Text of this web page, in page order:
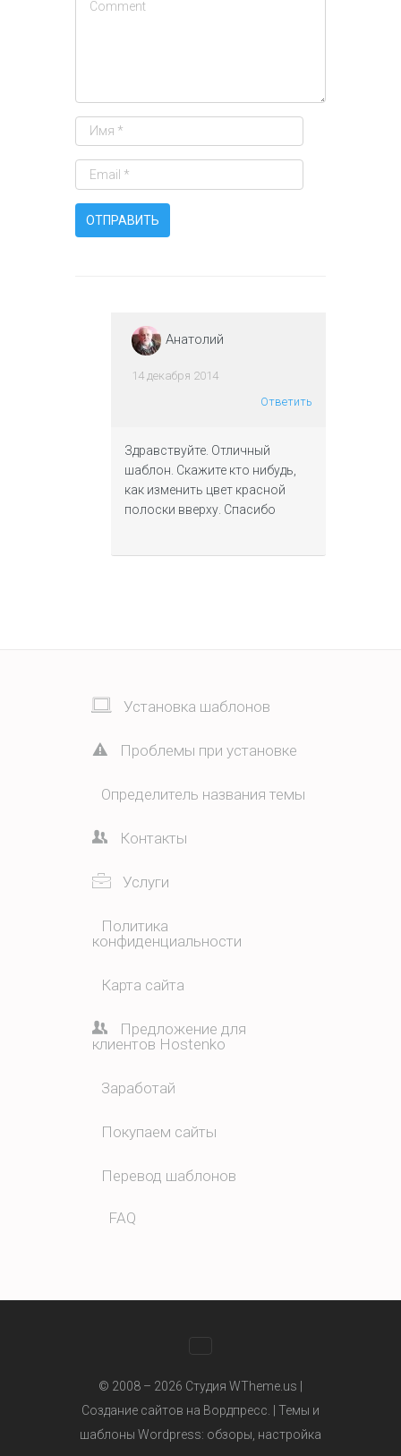
Анатолий
14 декабря 2014
Ответить
Здравствуйте. Отличный
шаблон. Скажите кто нибудь,
как изменить цвет красной
полоски вверху. Спасибо
Установка шаблонов
Проблемы при установке
Определитель названия темы
Контакты
Услуги
Политика
конфиденциальности
Карта сайта
Предложение для
клиентов Hostenko
Заработай
Покупаем сайты
Перевод шаблонов
FAQ
© 2008 – 2026 Студия WTheme.us |
Создание сайтов на Вордпресс. | Темы и
шаблоны Wordpress: обзоры, настройка